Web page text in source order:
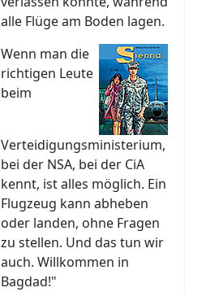
alle Flüge am Boden lagen.
Wenn man die
richtigen Leute
beim
Verteidigungsministerium,
bei der NSA, bei der CiA
kennt, ist alles möglich. Ein
Flugzeug kann abheben
oder landen, ohne Fragen
zu stellen. Und das tun wir
auch. Willkommen in
Bagdad!"